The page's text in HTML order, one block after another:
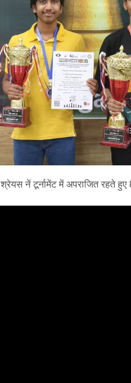
श्रेयस नें टूर्नामेंट में अपराजित रहते